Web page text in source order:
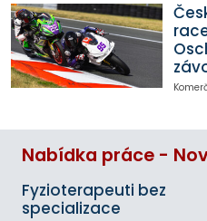
Nabídka práce -
Fyzioterapeuti bez
specializace